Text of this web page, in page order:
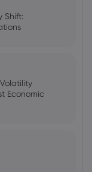
Shift:
Economic